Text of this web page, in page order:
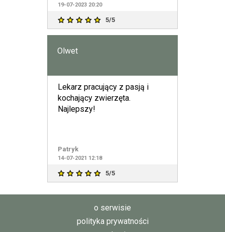
19-07-2023 20:20
5/5
Olwet
Lekarz pracujący z pasją i
kochający zwierzęta.
Najlepszy!
Patryk
14-07-2021 12:18
5/5
o serwisie
polityka prywatności